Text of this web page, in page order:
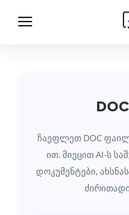
ჩაეფლეთ DOC
ით. მიეცით AI-ს
დოკუმენტები,